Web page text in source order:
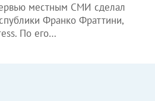
местным СМИ сделал
Франко Фраттини,
По его…